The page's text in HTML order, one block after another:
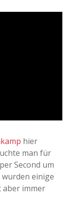
hier
man für
Second um
einige
aber immer